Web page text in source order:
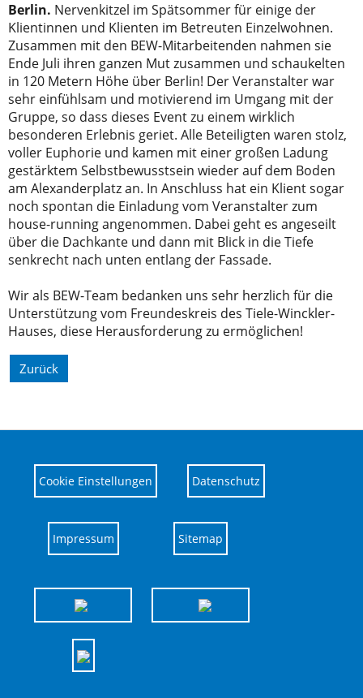
Berlin. Nervenkitzel im Spätsommer für einige der
Klientinnen und Klienten im Betreuten Einzelwohnen.
Zusammen mit den BEW-Mitarbeitenden nahmen sie
Ende Juli ihren ganzen Mut zusammen und schaukelten
in 120 Metern Höhe über Berlin! Der Veranstalter war
sehr einfühlsam und motivierend im Umgang mit der
Gruppe, so dass dieses Event zu einem wirklich
besonderen Erlebnis geriet. Alle Beteiligten waren stolz,
voller Euphorie und kamen mit einer großen Ladung
gestärktem Selbstbewusstsein wieder auf dem Boden
am Alexanderplatz an. In Anschluss hat ein Klient sogar
noch spontan die Einladung vom Veranstalter zum
house-running angenommen. Dabei geht es angeseilt
über die Dachkante und dann mit Blick in die Tiefe
senkrecht nach unten entlang der Fassade.
Wir als BEW-Team bedanken uns sehr herzlich für die
Unterstützung vom Freundeskreis des Tiele-Winckler-
Hauses, diese Herausforderung zu ermöglichen!
Zurück
Cookie Einstellungen Datenschutz
Impressum Sitemap